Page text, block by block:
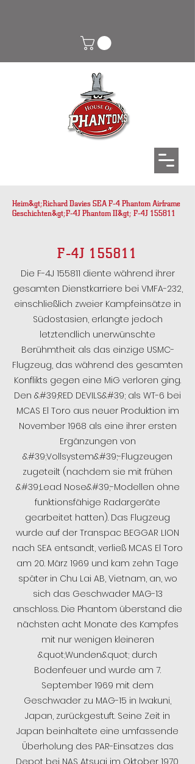
Heim&gt;Richard Davies SEA F-4 Phantom Airframe
Geschichten&gt;F-4J Phantom II&gt; F-4J 155811
F-4J 155811
Die F-4J 155811 diente während ihrer
gesamten Dienstkarriere bei VMFA-232,
einschließlich zweier Kampfeinsätze in
Südostasien, erlangte jedoch
letztendlich unerwünschte
Berühmtheit als das einzige USMC-
Flugzeug, das während des gesamten
Konflikts gegen eine MiG verloren ging.
Den &#39;RED DEVILS&#39; als WT-6 bei
MCAS El Toro aus neuer Produktion im
November 1968 als eine ihrer ersten
Ergänzungen von
&#39;Vollsystem&#39;-Flugzeugen
zugeteilt (nachdem sie mit frühen
&#39;Lead Nose&#39;-Modellen ohne
funktionsfähige Radargeräte
gearbeitet hatten). Das Flugzeug
wurde auf der Transpac BEGGAR LION
nach SEA entsandt, verließ MCAS El Toro
am 20. März 1969 und kam zehn Tage
später in Chu Lai AB, Vietnam, an, wo
sich das Geschwader MAG-13
anschloss. Die Phantom überstand die
nächsten acht Monate des Kampfes
mit nur wenigen kleineren
&quot;Wunden&quot; durch
Bodenfeuer und wurde am 7.
September 1969 mit dem
Geschwader zu MAG-15 in Iwakuni,
Japan, zurückgestuft. Seine Zeit in
Japan beinhaltete eine umfassende
Überholung des PAR-Einsatzes das
Depot bei NAS Atsugi im Oktober 1970,